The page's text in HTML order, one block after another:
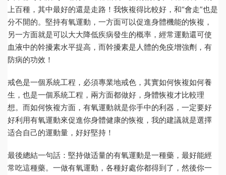
上百種，其中最好的還是走路！我恢複得比較好，和“會走”也是
分不開的。堅持有氧運動，一方面可以促進身體機能的恢複，
另一方面就是可以大大降低疾病發生的概率，經常運動還可使
血液中的幹擾素水平提高，而幹擾素是人體的免疫增強劑，有
防病的功效！
戒色是一個系統工程，必須專業地戒色，其實如何恢複如何養
生，也是一個系統工程，兩方面都做好，身體恢複才比較理
想。而如何恢複方面，有氧運動就是你手中的利器，一定要好
好利用有氧運動來促進你身體健康的恢複，我的建議就是選擇
适合自己的運動量，好好堅持！
最後總結一句話：堅持做适量的有氧運動是一種藥，最好能經
常吃這種藥。一做有氧運動，各種好處你都得到了，然後你一